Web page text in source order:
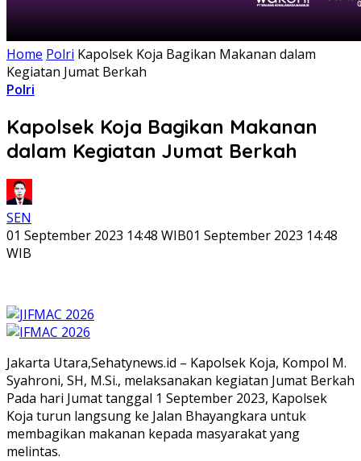
Home Polri Kapolsek Koja Bagikan Makanan dalam
Kegiatan Jumat Berkah
Polri
Kapolsek Koja Bagikan Makanan
dalam Kegiatan Jumat Berkah
SEN
01 September 2023 14:48 WIB01 September 2023 14:48
WIB
Jakarta Utara,Sehatynews.id – Kapolsek Koja, Kompol M.
Syahroni, SH, M.Si., melaksanakan kegiatan Jumat Berkah
Pada hari Jumat tanggal 1 September 2023, Kapolsek
Koja turun langsung ke Jalan Bhayangkara untuk
membagikan makanan kepada masyarakat yang
melintas.